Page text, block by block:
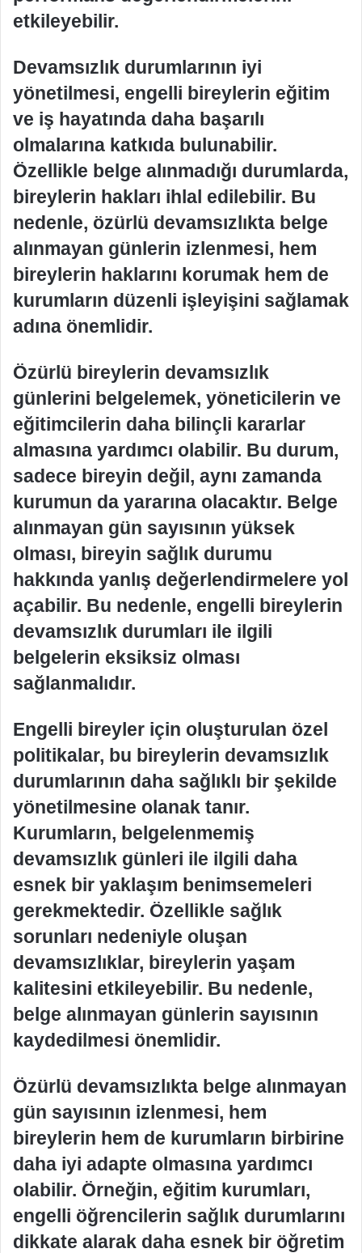
etkileyebilir.
Devamsızlık durumlarının iyi
yönetilmesi, engelli bireylerin eğitim
ve iş hayatında daha başarılı
olmalarına katkıda bulunabilir.
Özellikle belge alınmadığı durumlarda,
bireylerin hakları ihlal edilebilir. Bu
nedenle, özürlü devamsızlıkta belge
alınmayan günlerin izlenmesi, hem
bireylerin haklarını korumak hem de
kurumların düzenli işleyişini sağlamak
adına önemlidir.
Özürlü bireylerin devamsızlık
günlerini belgelemek, yöneticilerin ve
eğitimcilerin daha bilinçli kararlar
almasına yardımcı olabilir. Bu durum,
sadece bireyin değil, aynı zamanda
kurumun da yararına olacaktır. Belge
alınmayan gün sayısının yüksek
olması, bireyin sağlık durumu
hakkında yanlış değerlendirmelere yol
açabilir. Bu nedenle, engelli bireylerin
devamsızlık durumları ile ilgili
belgelerin eksiksiz olması
sağlanmalıdır.
Engelli bireyler için oluşturulan özel
politikalar, bu bireylerin devamsızlık
durumlarının daha sağlıklı bir şekilde
yönetilmesine olanak tanır.
Kurumların, belgelenmemiş
devamsızlık günleri ile ilgili daha
esnek bir yaklaşım benimsemeleri
gerekmektedir. Özellikle sağlık
sorunları nedeniyle oluşan
devamsızlıklar, bireylerin yaşam
kalitesini etkileyebilir. Bu nedenle,
belge alınmayan günlerin sayısının
kaydedilmesi önemlidir.
Özürlü devamsızlıkta belge alınmayan
gün sayısının izlenmesi, hem
bireylerin hem de kurumların birbirine
daha iyi adapte olmasına yardımcı
olabilir. Örneğin, eğitim kurumları,
engelli öğrencilerin sağlık durumlarını
dikkate alarak daha esnek bir öğretim